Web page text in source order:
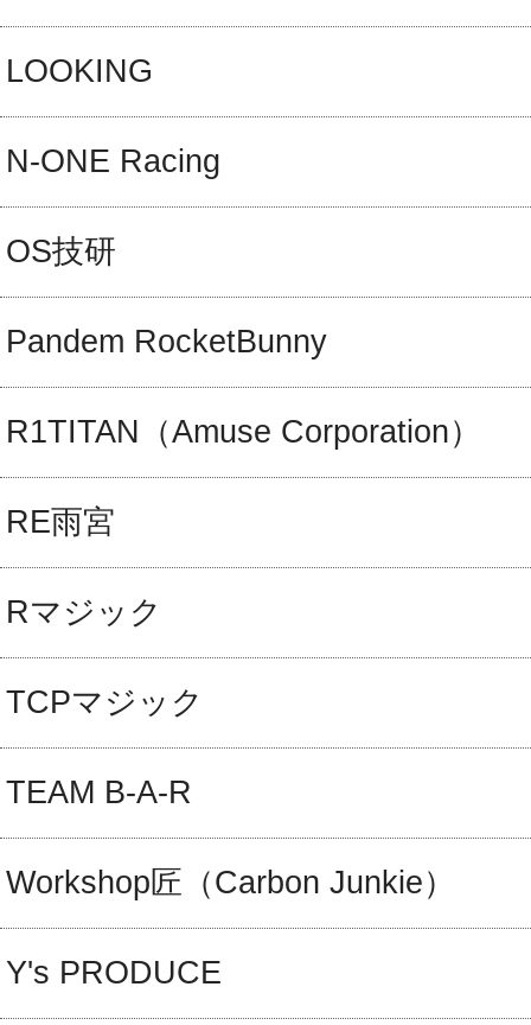
LOOKING
N-ONE Racing
OS技研
Pandem RocketBunny
R1TITAN（Amuse Corporation）
RE雨宮
Rマジック
TCPマジック
TEAM B-A-R
Workshop匠（Carbon Junkie）
Y's PRODUCE